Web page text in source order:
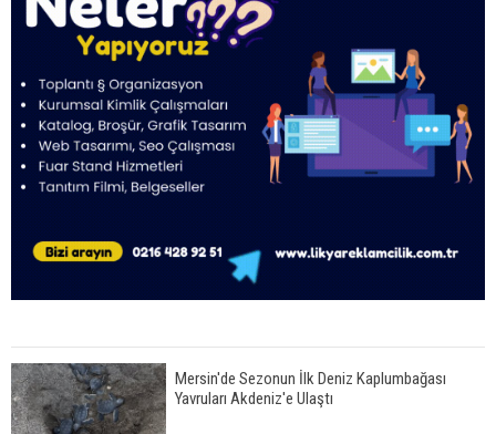
Mersin'de Sezonun İlk Deniz Kaplumbağası
Yavruları Akdeniz'e Ulaştı